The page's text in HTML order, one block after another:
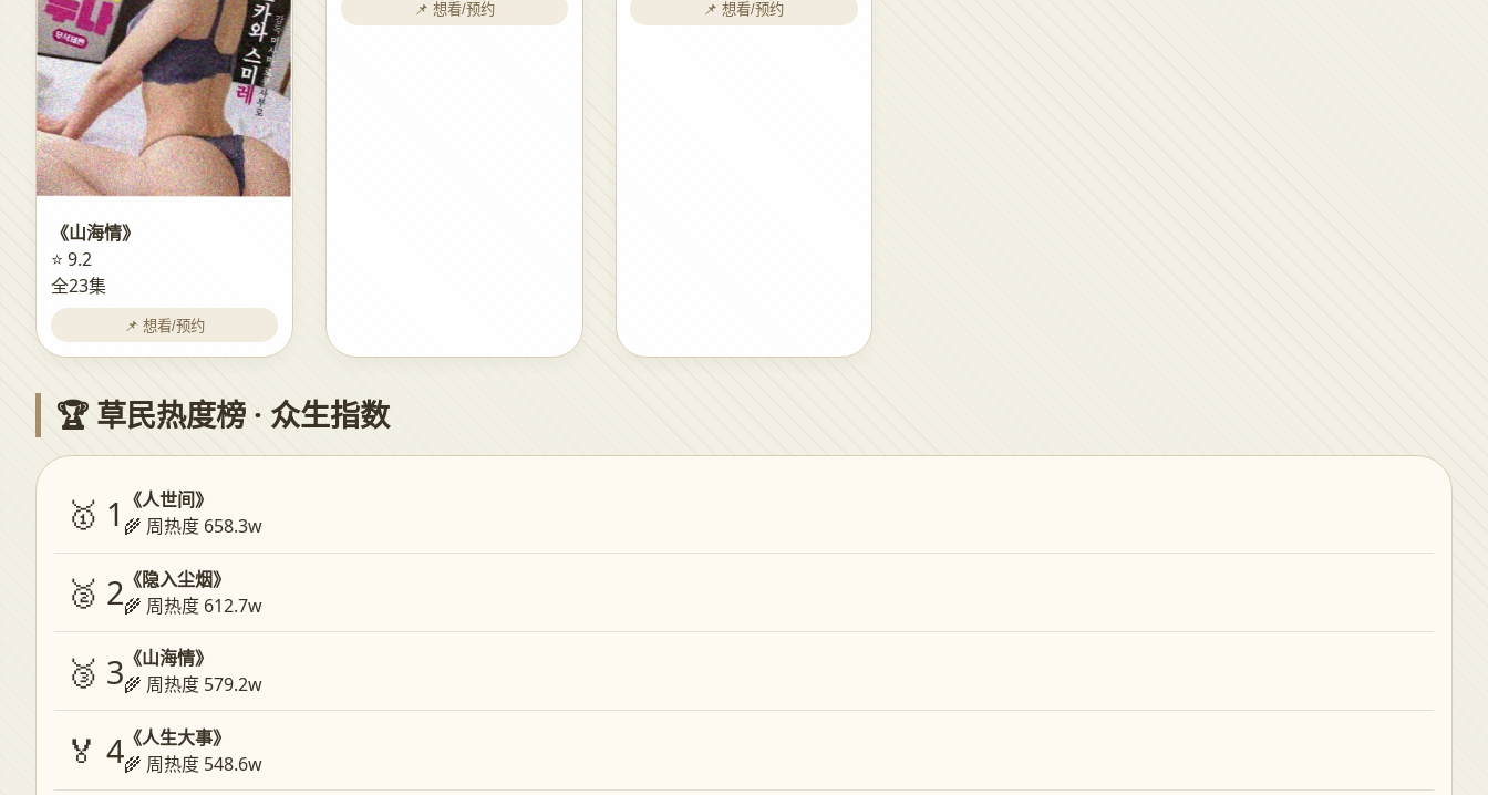
《山海情》
⭐ 9.2
全23集
📌 想看/预约
📌 想看/预约 📌 想看/预约
🏆 草民热度榜 · 众生指数
🥇 1 《人世间》
🌾 周热度 658.3w
🥈 2 《隐入尘烟》
🌾 周热度 612.7w
🥉 3 《山海情》
🌾 周热度 579.2w
🏅 4 《人生大事》
🌾 周热度 548.6w